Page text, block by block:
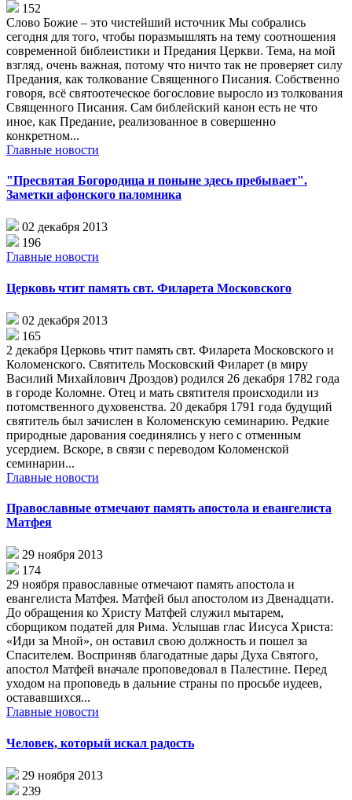
152
Слово Божие – это чистейший источник Мы собрались
сегодня для того, чтобы поразмышлять на тему соотношения
современной библеистики и Предания Церкви. Тема, на мой
взгляд, очень важная, потому что ничто так не проверяет силу
Предания, как толкование Священного Писания. Собственно
говоря, всё святоотеческое богословие выросло из толкования
Священного Писания. Сам библейский канон есть не что
иное, как Предание, реализованное в совершенно
конкретном...
Главные новости
"Пресвятая Богородица и поныне здесь пребывает".
Заметки афонского паломника
02 декабря 2013
196
Главные новости
Церковь чтит память свт. Филарета Московского
02 декабря 2013
165
2 декабря Церковь чтит память свт. Филарета Московского и
Коломенского. Святитель Московский Филарет (в миру
Василий Михайлович Дроздов) родился 26 декабря 1782 года
в городе Коломне. Отец и мать святителя происходили из
потомственного духовенства. 20 декабря 1791 года будущий
святитель был зачислен в Коломенскую семинарию. Редкие
природные дарования соединялись у него с отменным
усердием. Вскоре, в связи с переводом Коломенской
семинарии...
Главные новости
Православные отмечают память апостола и евангелиста
Матфея
29 ноября 2013
174
29 ноября православные отмечают память апостола и
евангелиста Матфея. Матфей был апостолом из Двенадцати.
До обращения ко Христу Матфей служил мытарем,
сборщиком податей для Рима. Услышав глас Иисуса Христа:
«Иди за Мной», он оставил свою должность и пошел за
Спасителем. Восприняв благодатные дары Духа Святого,
апостол Матфей вначале проповедовал в Палестине. Перед
уходом на проповедь в дальние страны по просьбе иудеев,
остававшихся...
Главные новости
Человек, который искал радость
29 ноября 2013
239